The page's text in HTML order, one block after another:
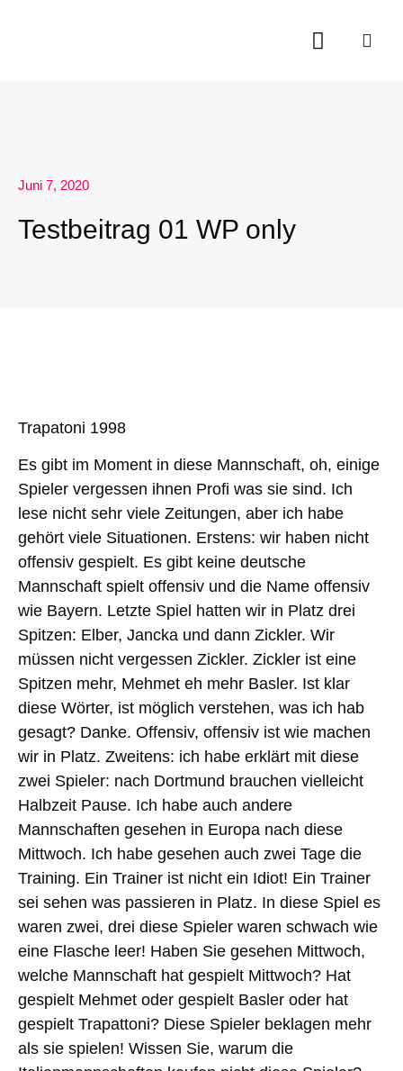
Juni 7, 2020
Testbeitrag 01 WP only
Trapatoni 1998
Es gibt im Moment in diese Mannschaft, oh, einige
Spieler vergessen ihnen Profi was sie sind. Ich
lese nicht sehr viele Zeitungen, aber ich habe
gehört viele Situationen. Erstens: wir haben nicht
offensiv gespielt. Es gibt keine deutsche
Mannschaft spielt offensiv und die Name offensiv
wie Bayern. Letzte Spiel hatten wir in Platz drei
Spitzen: Elber, Jancka und dann Zickler. Wir
müssen nicht vergessen Zickler. Zickler ist eine
Spitzen mehr, Mehmet eh mehr Basler. Ist klar
diese Wörter, ist möglich verstehen, was ich hab
gesagt? Danke. Offensiv, offensiv ist wie machen
wir in Platz. Zweitens: ich habe erklärt mit diese
zwei Spieler: nach Dortmund brauchen vielleicht
Halbzeit Pause. Ich habe auch andere
Mannschaften gesehen in Europa nach diese
Mittwoch. Ich habe gesehen auch zwei Tage die
Training. Ein Trainer ist nicht ein Idiot! Ein Trainer
sei sehen was passieren in Platz. In diese Spiel es
waren zwei, drei diese Spieler waren schwach wie
eine Flasche leer! Haben Sie gesehen Mittwoch,
welche Mannschaft hat gespielt Mittwoch? Hat
gespielt Mehmet oder gespielt Basler oder hat
gespielt Trapattoni? Diese Spieler beklagen mehr
als sie spielen! Wissen Sie, warum die